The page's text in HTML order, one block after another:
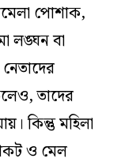
পোশাক,
লঙ্ঘন বা
তাদের
কিন্তু মহিলা
ও মেল